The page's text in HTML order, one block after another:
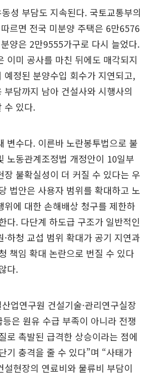
성 부담도 지속된다. 국토교통부의
르면 전국 미분양 주택은 6만6576
양은 2만9555가구로 다시 늘었다.
이미 공사를 마친 뒤에도 매각되지
예정된 분양수입 회수가 지연되고,
부담까지 남아 건설사와 시행사의
수 있다.
변수다. 이른바 노란봉투법으로 불
노동관계조정법 개정안이 10일부
장 불확실성이 더 커질 수 있다는 우
법안은 사용자 범위를 확대하고 노
위에 대한 손해배상 청구를 제한하
다. 다단계 하도급 구조가 일반적인
·하청 교섭 범위 확대가 공기 지연과
책임 확대 논란으로 번질 수 있다
다.
업연구원 건설기술·관리연구실장
은 원유 수급 부족이 아니라 전쟁
로 촉발된 급격한 상승이라는 점에
기 충격을 줄 수 있다”며 “사태가
설현장의 연료비와 물류비 부담이